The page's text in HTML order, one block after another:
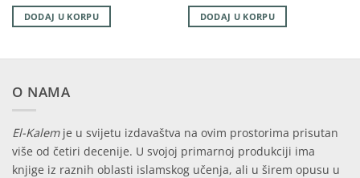
DODAJ U KORPU
DODAJ U KORPU
O NAMA
El-Kalemje u svijetu izdavaštva na ovim prostorima prisutan
više od četiri decenije. U svojoj primarnoj produkciji ima
knjige iz raznih oblasti islamskog učenja, ali u širem opusu u